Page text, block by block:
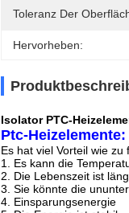
Toleranz Der
Hervorheben:
Isolator PTC-
Ptc-Heizelemente:
Es hat viel Vorteil wie zu
1. Es kann die
2. Die Lebenszeit ist
3. Sie könnte die
4. Einsparungsenergie